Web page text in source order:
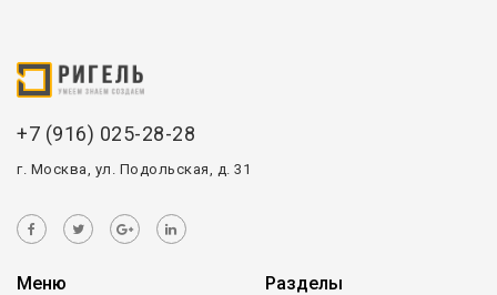
+7 (916) 025-28-28
г. Москва, ул. Подольская, д. 31
Меню Разделы